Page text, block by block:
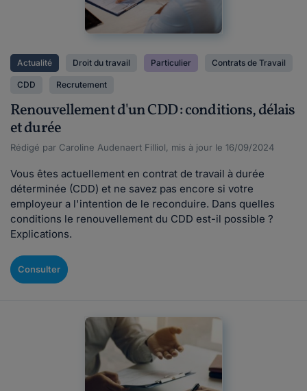
Actualité Droit du travail Particulier Contrats de Travail
CDD Recrutement
Renouvellement d'un CDD : conditions, délais
et durée
Rédigé par Caroline Audenaert Filliol, mis à jour le 16/09/2024
Vous êtes actuellement en contrat de travail à durée
déterminée (CDD) et ne savez pas encore si votre
employeur a l'intention de le reconduire. Dans quelles
conditions le renouvellement du CDD est-il possible ?
Explications.
Consulter